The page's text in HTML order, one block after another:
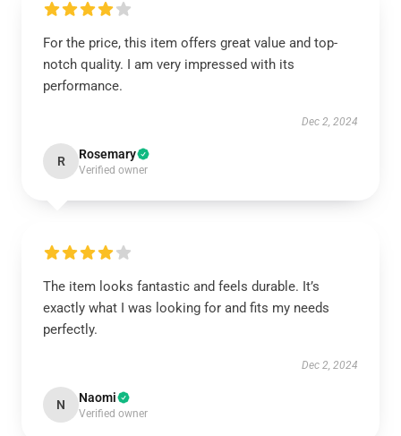
For the price, this item offers great value and top-
notch quality. I am very impressed with its
performance.
Dec 2, 2024
R Rosemary
Verified owner
The item looks fantastic and feels durable. It’s
exactly what I was looking for and fits my needs
perfectly.
Dec 2, 2024
N Naomi
Verified owner